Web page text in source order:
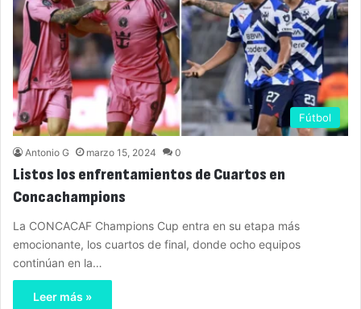
Fútbol
Antonio G marzo 15, 2024 0
Listos los enfrentamientos de Cuartos en
Concachampions
La CONCACAF Champions Cup entra en su etapa más
emocionante, los cuartos de final, donde ocho equipos
continúan en la…
Leer más »